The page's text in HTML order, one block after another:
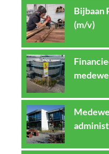
Bijbaan
(m/v)